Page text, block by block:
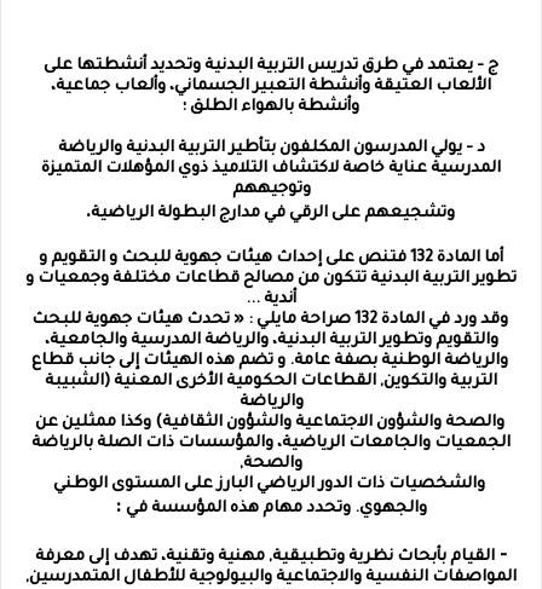
ج - يعتمد في طرق تدريس التربية البدنية وتحديد أنشطتها على
الألعاب العتيقة وأنشطة التعبير الجسماني، وألعاب جماعية،
وأنشطة بالهواء الطلق ؛
د - يولي المدرسون المكلفون بتأطير التربية البدنية والرياضة
المدرسية عناية خاصة لاكتشاف التلاميذ ذوي المؤهلات المتميزة
وتوجيههم
وتشجيعهم على الرقي في مدارج البطولة الرياضية.
أما المادة 132 فتنص على إحداث هيئات جهوية للبحث و التقويم و
تطوير التربية البدنية تتكون من مصالح قطاعات مختلفة وجمعيات و
أندية ...
وقد ورد في المادة 132 صراحة مايلي : « تحدث هيئات جهوية للبحث
والتقويم وتطوير التربية البدنية، والرياضة المدرسية والجامعية،
والرياضة الوطنية بصفة عامة. و تضم هذه الهيئات إلى جانب قطاع
التربية والتكوين, القطاعات الحكومية الأخرى المعنية (الشبيبة
والرياضة
والصحة والشؤون الاجتماعية والشؤون الثقافية) وكذا ممثلين عن
الجمعيات والجامعات الرياضية، والمؤسسات ذات الصلة بالرياضة
والصحة,
والشخصيات ذات الدور الرياضي البارز على المستوى الوطني
والجهوي. وتحدد مهام هذه المؤسسة في :
- القيام بأبحاث نظرية وتطبيقية, مهنية وتقنية، تهدف إلى معرفة
المواصفات النفسية والاجتماعية والبيولوجية للأطفال المتمدرسين,